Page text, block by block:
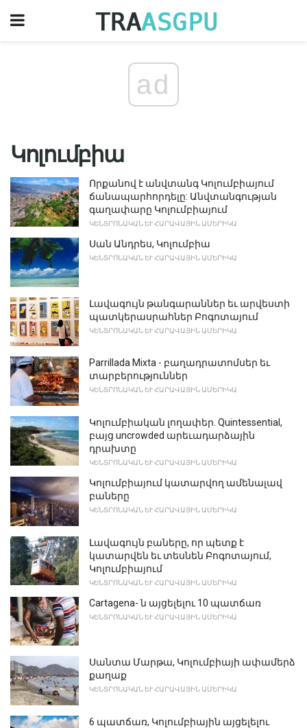
ad
Կոլումբիա
Որքանով է անվտանգ Կոլումբիայում
ճանապարհորդելը: Անվտանգության
գաղափարը Կոլումբիայում
ԿԵՆՏՐՈՆԱԿԱՆ ԵՒ ՀԱՐԱՎԱՅԻՆ ԱՄԵՐԻԿԱ
Սան Անդրես, Կոլումբիա
ԿԵՆՏՐՈՆԱԿԱՆ ԵՒ ՀԱՐԱՎԱՅԻՆ ԱՄԵՐԻԿԱ
Լավագույն թանգարաններ եւ արվեստի
պատկերասրահներ Բոգոտայում
ԿԵՆՏՐՈՆԱԿԱՆ ԵՒ ՀԱՐԱՎԱՅԻՆ ԱՄԵՐԻԿԱ
Parrillada Mixta - բաղադրատոմսեր եւ
տարբերություններ
ԿԵՆՏՐՈՆԱԿԱՆ ԵՒ ՀԱՐԱՎԱՅԻՆ ԱՄԵՐԻԿԱ
Կոլումբիական լողափեր. Quintessential,
բայց uncrowded արեւադարձային
դրախտը
ԿԵՆՏՐՈՆԱԿԱՆ ԵՒ ՀԱՐԱՎԱՅԻՆ ԱՄԵՐԻԿԱ
Կոլումբիայում կատարվող ամենալավ
բաները
ԿԵՆՏՐՈՆԱԿԱՆ ԵՒ ՀԱՐԱՎԱՅԻՆ ԱՄԵՐԻԿԱ
Լավագույն բաները, որ պետք է
կատարվեն եւ տեսնեն Բոգոտայում,
Կոլումբիայում
ԿԵՆՏՐՈՆԱԿԱՆ ԵՒ ՀԱՐԱՎԱՅԻՆ ԱՄԵՐԻԿԱ
Cartagena- ն այցելելու 10 պատճառ
ԿԵՆՏՐՈՆԱԿԱՆ ԵՒ ՀԱՐԱՎԱՅԻՆ ԱՄԵՐԻԿԱ
Սանտա Մարթա, Կոլումբիայի ափամերձ
քաղաք
ԿԵՆՏՐՈՆԱԿԱՆ ԵՒ ՀԱՐԱՎԱՅԻՆ ԱՄԵՐԻԿԱ
6 պատճառ, Կոլումբիային այցելելու